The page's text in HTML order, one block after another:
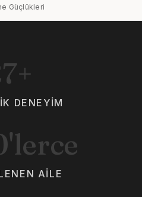
Güçlükleri
DENEYIM
AILE